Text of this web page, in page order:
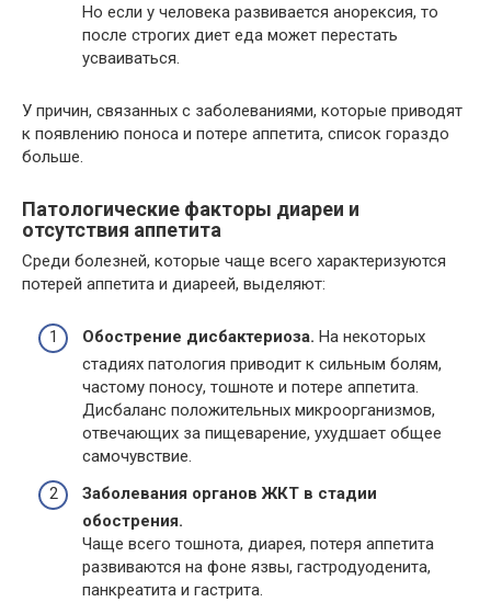
Но если у человека развивается анорексия, то
после строгих диет еда может перестать
усваиваться.
У причин, связанных с заболеваниями, которые приводят
к появлению поноса и потере аппетита, список гораздо
больше.
Патологические факторы диареи и
отсутствия аппетита
Среди болезней, которые чаще всего характеризуются
потерей аппетита и диареей, выделяют:
Обострение дисбактериоза. На некоторых
стадиях патология приводит к сильным болям,
частому поносу, тошноте и потере аппетита.
Дисбаланс положительных микроорганизмов,
отвечающих за пищеварение, ухудшает общее
самочувствие.
Заболевания органов ЖКТ в стадии
обострения.
Чаще всего тошнота, диарея, потеря аппетита
развиваются на фоне язвы, гастродуоденита,
панкреатита и гастрита.